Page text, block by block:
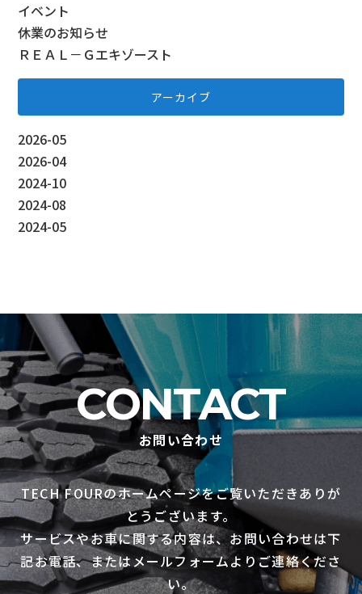
イベント
休業のお知らせ
ＲＥＡＬ－Ｇエキゾースト
アーカイブ
2026-05
2026-04
2024-10
2024-08
2024-05
CONTACT
お問い合わせ
TECH FOURのホームページをご覧いただきありが
とうございます。
サービスやお車に関する内容は、お問い合わせは下
記お電話、またはメールフォームよりご連絡くださ
い。